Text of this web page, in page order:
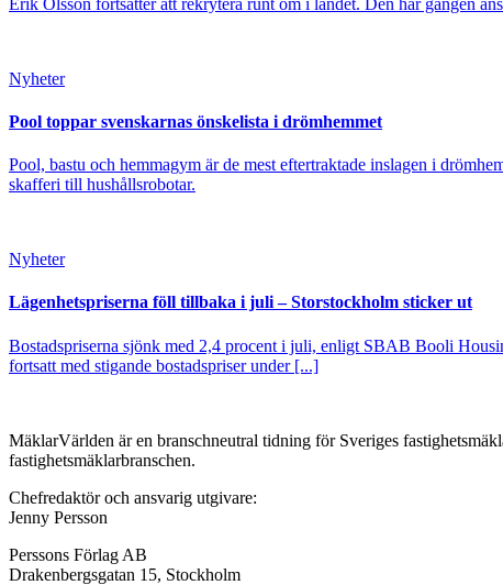
Nyheter
Pool toppar svenskarnas önskelista i drömhemmet
Pool, bastu och hemmagym är de mest eftertraktade inslagen i
skafferi till hushållsrobotar.
Nyheter
Lägenhetspriserna föll tillbaka i juli – Storstockholm sticker ut
Bostadspriserna sjönk med 2,4 procent i juli, enligt SBAB Booli
fortsatt med stigande bostadspriser under [...]
MäklarVärlden är en branschneutral tidning för Sveriges
fastighetsmäklarbranschen.
Chefredaktör och ansvarig utgivare:
Jenny Persson
Perssons Förlag AB
Drakenbergsgatan 15, Stockholm